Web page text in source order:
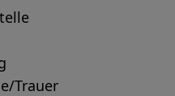
Trauer